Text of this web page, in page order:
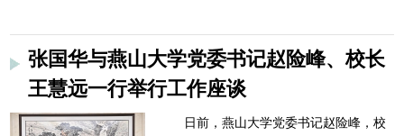
张国华与燕山大学党委书记赵险峰、校长
王慧远一行举行工作座谈
日前，燕山大学党委书记赵险峰，校